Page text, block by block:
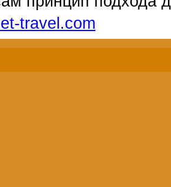
travel.com